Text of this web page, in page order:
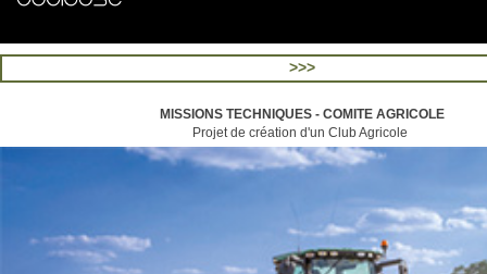
>>>
MISSIONS TECHNIQUES - COMITE AGRICOLE
Projet de création d'un Club Agricole